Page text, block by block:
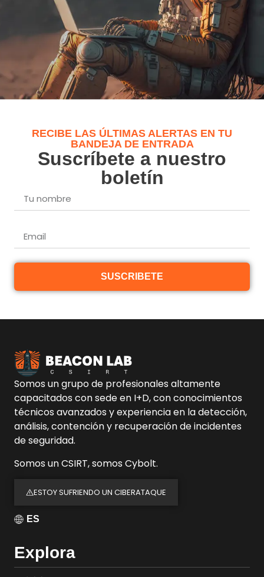
RECIBE LAS ÚLTIMAS ALERTAS EN TU
BANDEJA DE ENTRADA
Suscríbete a nuestro
boletín
SUSCRIBETE
Somos un grupo de profesionales altamente
capacitados con sede en I+D, con conocimientos
técnicos avanzados y experiencia en la detección,
análisis, contención y recuperación de incidentes
de seguridad.
Somos un CSIRT, somos Cybolt.
ESTOY SUFRIENDO UN CIBERATAQUE
ES
Explora